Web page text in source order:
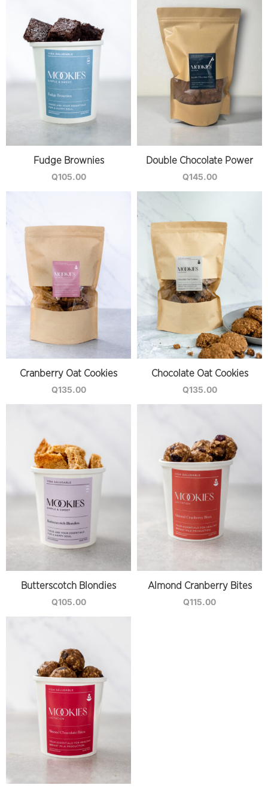
Fudge Brownies
Q105.00
Double Chocolate Power
Q145.00
Cranberry Oat Cookies
Q135.00
Chocolate Oat Cookies
Q135.00
Butterscotch Blondies
Q105.00
Almond Cranberry Bites
Q115.00